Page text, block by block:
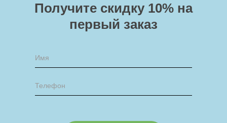
Получите скидку 10% на
первый заказ